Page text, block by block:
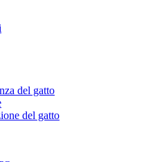
del gatto
del gatto